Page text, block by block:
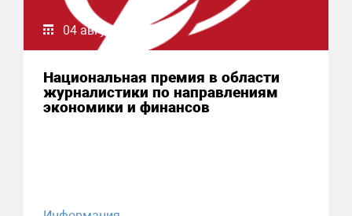
04 августа 2026
Национальная премия в области
журналистики по направлениям
экономики и финансов